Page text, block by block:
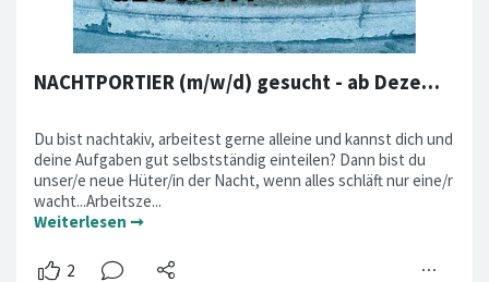
NACHTPORTIER (m/w/d) gesucht - ab Dezember!
Du bist nachtakiv, arbeitest gerne alleine und kannst dich und
deine Aufgaben gut selbstständig einteilen? Dann bist du
unser/e neue Hüter/in der Nacht, wenn alles schläft nur eine/r
wacht...Arbeitsze...
Weiterlesen ➞